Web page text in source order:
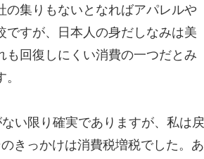
の集りもないとなればアパレルや
ですが、日本人の身だしなみは美
も回復しにくい消費の一つだとみ
い限り確実でありますが、私は戻
きっかけは消費税増税でした。あ